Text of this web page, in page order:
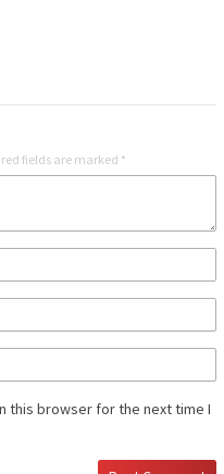
fields are marked *
this browser for the next time I